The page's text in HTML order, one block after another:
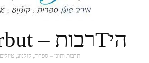
היTרבות – HiTarbut
תרבות ותוכן – ספרות, קולנוע, טיולים